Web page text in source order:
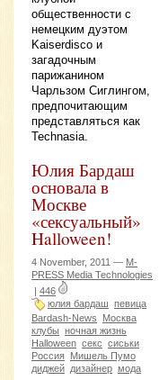
общественности с
немецким дуэтом
Kaiserdisco и
загадочным
парижанином
Чарльзом Сиглингом,
предпочитающим
представляться как
Technasia.
Юлия Бардаш
основала в
Москве
«сексуальный»
Halloween!
4 November, 2011 — M-
PRESS Media Technologies
| 446
юлия бардаш певица
Bardash-News
Москва
клубы ночная жизнь
Halloween секс сиськи
Россия Мишель Пумо
диджей дизайнер мода